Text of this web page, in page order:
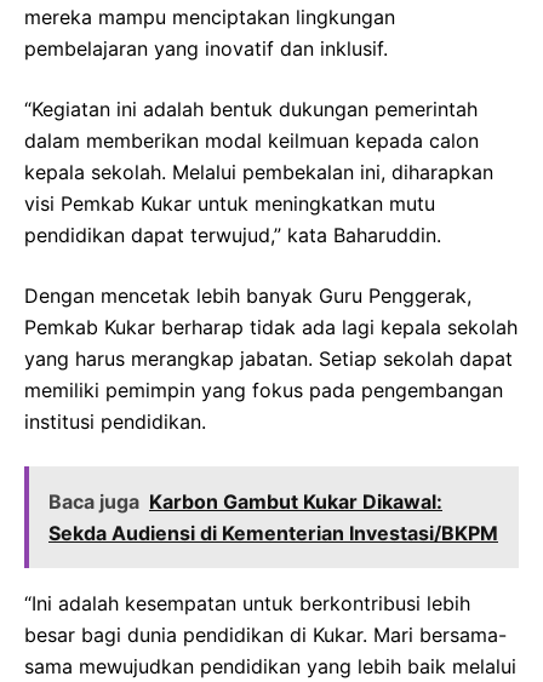
mereka mampu menciptakan lingkungan
pembelajaran yang inovatif dan inklusif.
“Kegiatan ini adalah bentuk dukungan pemerintah
dalam memberikan modal keilmuan kepada calon
kepala sekolah. Melalui pembekalan ini, diharapkan
visi Pemkab Kukar untuk meningkatkan mutu
pendidikan dapat terwujud,” kata Baharuddin.
Dengan mencetak lebih banyak Guru Penggerak,
Pemkab Kukar berharap tidak ada lagi kepala sekolah
yang harus merangkap jabatan. Setiap sekolah dapat
memiliki pemimpin yang fokus pada pengembangan
institusi pendidikan.
Baca juga Karbon Gambut Kukar Dikawal:
Sekda Audiensi di Kementerian Investasi/BKPM
“Ini adalah kesempatan untuk berkontribusi lebih
besar bagi dunia pendidikan di Kukar. Mari bersama-
sama mewujudkan pendidikan yang lebih baik melalui